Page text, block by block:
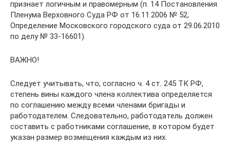
признает логичным и правомерным (п. 14 Постановления
Пленума Верховного Суда РФ от 16.11.2006 № 52,
Определение Московского городского суда от 29.06.2010
по делу № 33-16601).
ВАЖНО!
Следует учитывать, что, согласно ч. 4 ст. 245 ТК РФ,
степень вины каждого члена коллектива определяется
по соглашению между всеми членами бригады и
работодателем. Следовательно, работодатель должен
составить с работниками соглашение, в котором будет
указан размер возмещения каждым из них.